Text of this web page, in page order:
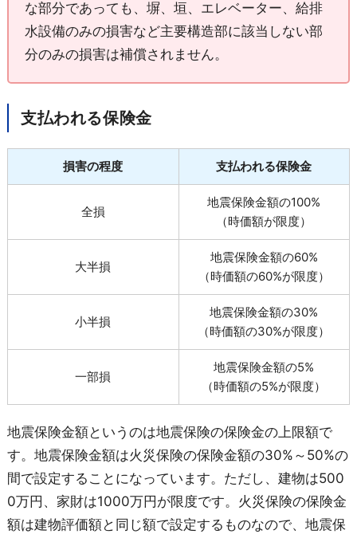
な部分であっても、塀、垣、エレベーター、給排
水設備のみの損害など主要構造部に該当しない部
分のみの損害は補償されません。
支払われる保険金
損害の程度 支払われる保険金
全損
地震保険金額の100%
（時価額が限度）
大半損
地震保険金額の60%
（時価額の60%が限度）
小半損
地震保険金額の30%
（時価額の30%が限度）
一部損
地震保険金額の5%
（時価額の5%が限度）
地震保険金額というのは地震保険の保険金の上限額で
す。地震保険金額は火災保険の保険金額の30%～50%の
間で設定することになっています。ただし、建物は500
0万円、家財は1000万円が限度です。火災保険の保険金
額は建物評価額と同じ額で設定するものなので、地震保